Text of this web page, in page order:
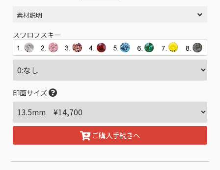
素材説明
スワロフスキー
印面サイズ
ご購入手続きへ